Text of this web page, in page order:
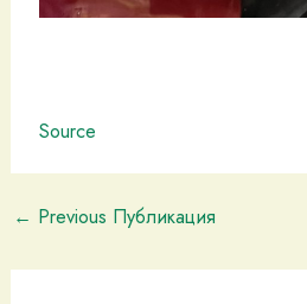
Source
← Previous Публикация